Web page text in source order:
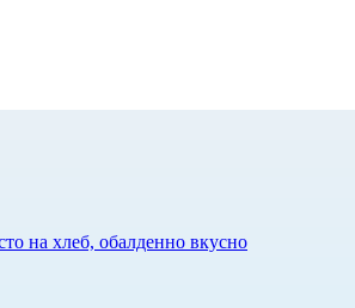
на хлеб, обалденно вкусно